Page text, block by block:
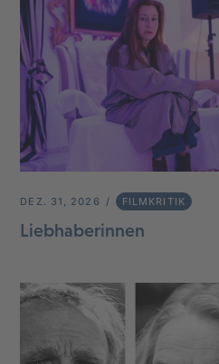
DEZ. 31, 2026 FILMKRITIK
Liebhaberinnen